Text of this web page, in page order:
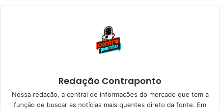
Redação Contraponto
Nossa redação, a central de informações do mercado que tem a
função de buscar as notícias mais quentes direto da fonte. Em